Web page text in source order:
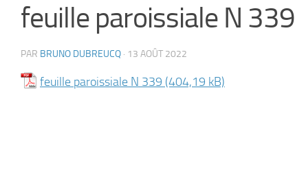
feuille paroissiale N 339
PAR BRUNO DUBREUCQ · 13 AOÛT 2022
feuille paroissiale N 339